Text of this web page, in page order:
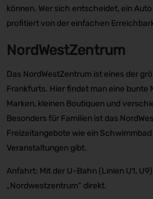
können. Wer sich entscheidet, ein
profitiert von der einfachen
NordWestZentrum
Das NordWestZentrum ist eines der
Frankfurts. Hier findet man eine bunte
Marken, kleinen Boutiquen und
Besonders für Familien ist das
Freizeitangebote wie ein
Veranstaltungen gibt.
Anfahrt: Mit der U-Bahn (Linien U1,
„Nordwestzentrum“ direkt.